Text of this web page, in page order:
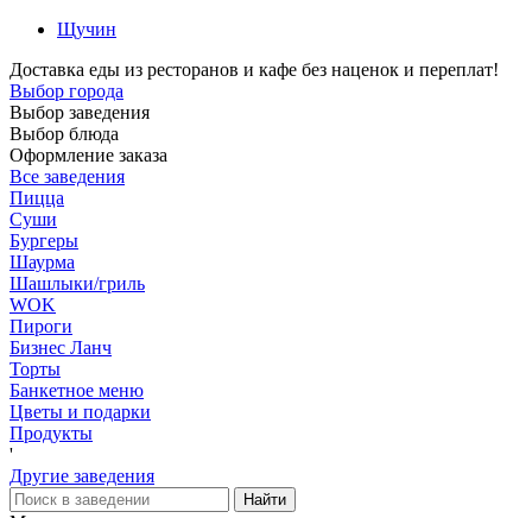
Щучин
Доставка еды из ресторанов и кафе без наценок и переплат!
Выбор города
Выбор заведения
Выбор блюда
Оформление заказа
Все заведения
Пицца
Суши
Бургеры
Шаурма
Шашлыки/гриль
WOK
Пироги
Бизнес Ланч
Торты
Банкетное меню
Цветы и подарки
Продукты
'
Другие заведения